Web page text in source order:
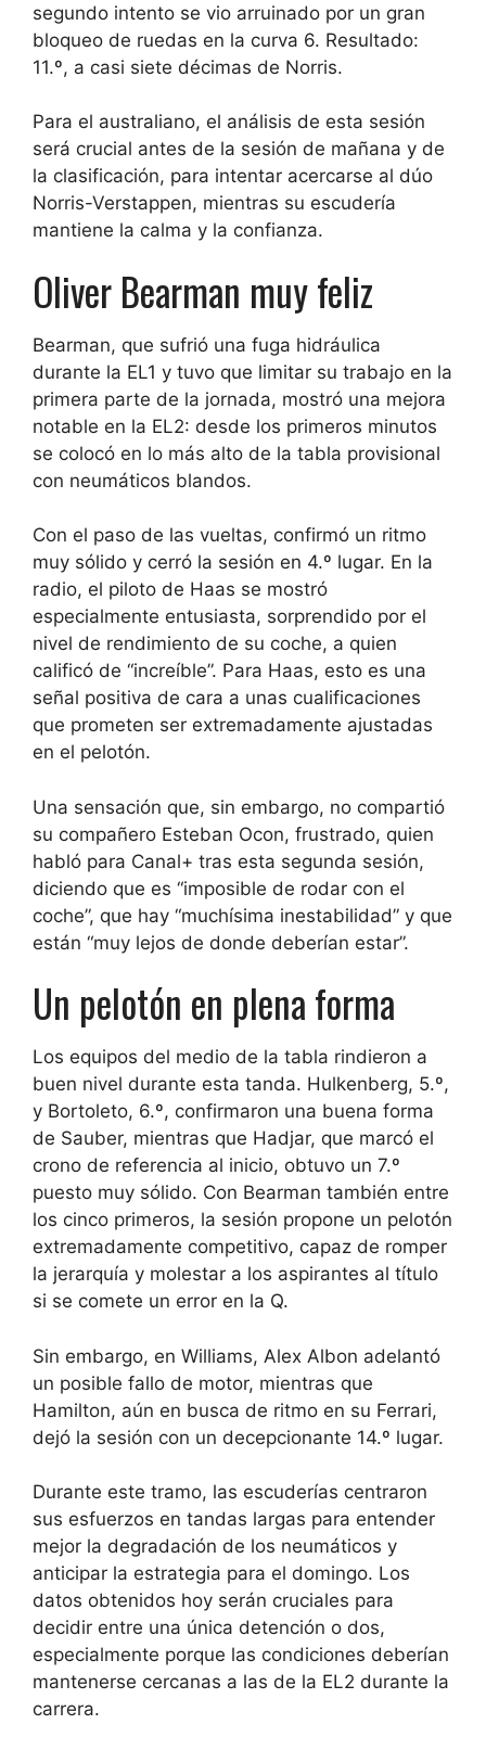
segundo intento se vio arruinado por un gran
bloqueo de ruedas en la curva 6. Resultado:
11.º, a casi siete décimas de Norris.
Para el australiano, el análisis de esta sesión
será crucial antes de la sesión de mañana y de
la clasificación, para intentar acercarse al dúo
Norris-Verstappen, mientras su escudería
mantiene la calma y la confianza.
Oliver Bearman muy feliz
Bearman, que sufrió una fuga hidráulica
durante la EL1 y tuvo que limitar su trabajo en la
primera parte de la jornada, mostró una mejora
notable en la EL2: desde los primeros minutos
se colocó en lo más alto de la tabla provisional
con neumáticos blandos.
Con el paso de las vueltas, confirmó un ritmo
muy sólido y cerró la sesión en 4.º lugar. En la
radio, el piloto de Haas se mostró
especialmente entusiasta, sorprendido por el
nivel de rendimiento de su coche, a quien
calificó de “increíble”. Para Haas, esto es una
señal positiva de cara a unas cualificaciones
que prometen ser extremadamente ajustadas
en el pelotón.
Una sensación que, sin embargo, no compartió
su compañero Esteban Ocon, frustrado, quien
habló para Canal+ tras esta segunda sesión,
diciendo que es “imposible de rodar con el
coche”, que hay “muchísima inestabilidad” y que
están “muy lejos de donde deberían estar”.
Un pelotón en plena forma
Los equipos del medio de la tabla rindieron a
buen nivel durante esta tanda. Hulkenberg, 5.º,
y Bortoleto, 6.º, confirmaron una buena forma
de Sauber, mientras que Hadjar, que marcó el
crono de referencia al inicio, obtuvo un 7.º
puesto muy sólido. Con Bearman también entre
los cinco primeros, la sesión propone un pelotón
extremadamente competitivo, capaz de romper
la jerarquía y molestar a los aspirantes al título
si se comete un error en la Q.
Sin embargo, en Williams, Alex Albon adelantó
un posible fallo de motor, mientras que
Hamilton, aún en busca de ritmo en su Ferrari,
dejó la sesión con un decepcionante 14.º lugar.
Durante este tramo, las escuderías centraron
sus esfuerzos en tandas largas para entender
mejor la degradación de los neumáticos y
anticipar la estrategia para el domingo. Los
datos obtenidos hoy serán cruciales para
decidir entre una única detención o dos,
especialmente porque las condiciones deberían
mantenerse cercanas a las de la EL2 durante la
carrera.